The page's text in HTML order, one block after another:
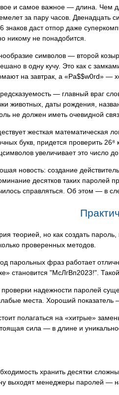
и самое важное — длина. Чем
за пару часов. Двенадцать
знаков даст отпор даже
никому не понадобится.
символов — второй
в одну кучу. Это как с
на завтрак, а «Pa$$w0rd» —
— главный враг
животных, даты рождения,
не должен иметь очевидной
жесткая математическая
букв, придется проверить
увеличивает это число
новость: создание
десятков таких паролей
справляться. Об этом — в
теорией, но как создать
проверенных методов.
парольных фраз работает
становится "МсЛгВп2023!".
надежности паролей
места. Хороший показатель
полагаться на «хитрые»
сила — в длине и
хранить десятки
выходят менеджеры паролей —